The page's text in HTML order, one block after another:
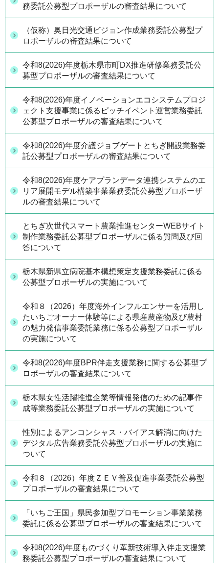
務委託公募型プロポーザルの審査結果について
（仮称）奥日光交通ビジョン作成業務委託公募型プ
ロポーザルの審査結果について
令和8(2026)年度栃木県市町DX推進研修業務委託公
募型プロポーザルの審査結果について
令和8(2026)年度イノベーションエコシステムプロジ
ェクト支援事業に係るピッチイベント運営業務委託
公募型プロポーザルの審査結果について
令和8(2026)年度介護ジョブゲートとちぎ開設業務委
託公募型プロポーザルの審査結果について
令和8(2026)年度ケアプランデータ連携システムのエ
リア展開モデル構築事業業務委託公募型プロポーザ
ルの審査結果について
とちぎ次世代スマート農業推進センターWEBサイト
制作業務委託公募型プロポーザルに係る質問及び回
答について
栃木県新県立病院基本構想策定支援業務委託に係る
公募型プロポーザルの実施について
令和８（2026）年度海外インフルエンサーを活用し
たいちごオーナー体験等による県産農産物及び農村
の魅力発信事業委託業務に係る公募型プロポーザル
の実施について
令和8(2026)年度BPR伴走支援業務に関する公募型プ
ロポーザルの審査結果について
栃木県女性活躍推進企業等情報発信のための記事作
成等業務委託公募型プロポーザルの実施について
性別によるアンコンシャス・バイアス解消に向けた
デジタル広告業務委託公募型プロポーザルの実施に
ついて
令和８（2026）年度ＺＥＶ普及促進事業委託公募型
プロポーザルの審査結果について
「いちご王国」県民参加型プロモーション事業業務
委託に係る公募型プロポーザルの審査結果について
令和8(2026)年度ものづくり革新技術導入伴走支援業
務委託公募型プロポーザルの審査結果について